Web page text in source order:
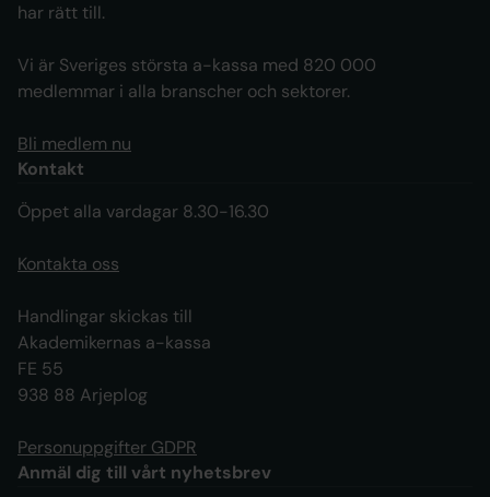
har rätt till.
Vi är Sveriges största a-kassa med 820 000
medlemmar i alla branscher och sektorer.
Bli medlem nu
Kontakt
Öppet alla vardagar 8.30-16.30
Kontakta oss
Handlingar skickas till
Akademikernas a-kassa
FE 55
938 88 Arjeplog
Personuppgifter GDPR
Anmäl dig till vårt nyhetsbrev